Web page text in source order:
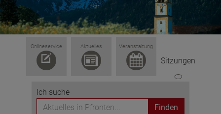
Onlineservice Aktuelles Veranstaltung
Sitzungen
Ich suche
Finden